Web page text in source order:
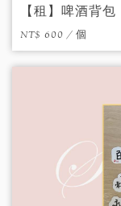
【租】啤酒背包
NT$ 600 / 個